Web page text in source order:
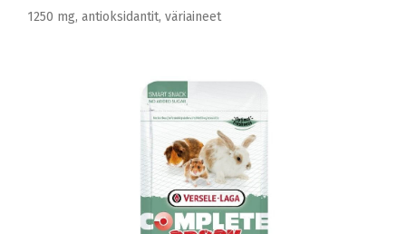
1250 mg, antioksidantit, väriaineet